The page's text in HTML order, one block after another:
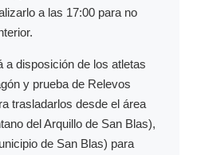
a las 17:00 para no
a disposición de los atletas
y prueba de Relevos
trasladarlos desde el área
del Arquillo de San Blas),
de San Blas) para